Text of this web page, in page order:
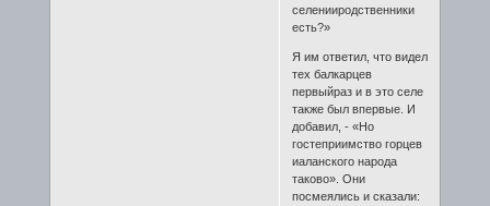
селенииродственники
есть?»
Я им ответил, что видел
тех балкарцев
первыйраз и в это селе
также был впервые. И
добавил, - «Но
гостеприимство горцев
иаланского народа
таково». Они
посмеялись и сказали: